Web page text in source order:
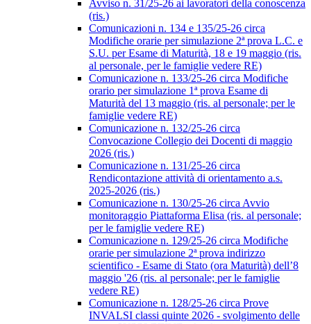
Avviso n. 31/25-26 ai lavoratori della conoscenza
(ris.)
Comunicazioni n. 134 e 135/25-26 circa
Modifiche orarie per simulazione 2ª prova L.C. e
S.U. per Esame di Maturità, 18 e 19 maggio (ris.
al personale, per le famiglie vedere RE)
Comunicazione n. 133/25-26 circa Modifiche
orario per simulazione 1ª prova Esame di
Maturità del 13 maggio (ris. al personale; per le
famiglie vedere RE)
Comunicazione n. 132/25-26 circa
Convocazione Collegio dei Docenti di maggio
2026 (ris.)
Comunicazione n. 131/25-26 circa
Rendicontazione attività di orientamento a.s.
2025-2026 (ris.)
Comunicazione n. 130/25-26 circa Avvio
monitoraggio Piattaforma Elisa (ris. al personale;
per le famiglie vedere RE)
Comunicazione n. 129/25-26 circa Modifiche
orarie per simulazione 2ª prova indirizzo
scientifico - Esame di Stato (ora Maturità) dell’8
maggio '26 (ris. al personale; per le famiglie
vedere RE)
Comunicazione n. 128/25-26 circa Prove
INVALSI classi quinte 2026 - svolgimento delle